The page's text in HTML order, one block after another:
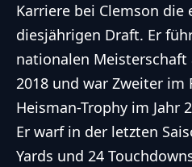
Karriere bei Clemson die
diesjährigen Draft. Er
nationalen Meisterschaft
2018 und war Zweiter im
Heisman-Trophy im Jahr
Er warf in der letzten
Yards und 24